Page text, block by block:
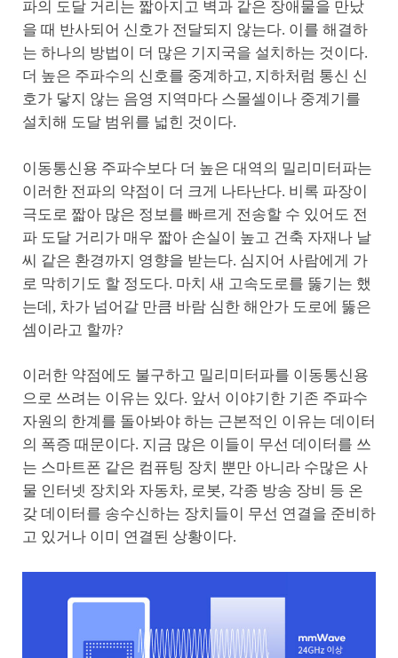
파의 도달 거리는 짧아지고 벽과 같은 장애물을 만났
을 때 반사되어 신호가 전달되지 않는다. 이를 해결하
는 하나의 방법이 더 많은 기지국을 설치하는 것이다.
더 높은 주파수의 신호를 중계하고, 지하처럼 통신 신
호가 닿지 않는 음영 지역마다 스몰셀이나 중계기를
설치해 도달 범위를 넓힌 것이다.
이동통신용 주파수보다 더 높은 대역의 밀리미터파는
이러한 전파의 약점이 더 크게 나타난다. 비록 파장이
극도로 짧아 많은 정보를 빠르게 전송할 수 있어도 전
파 도달 거리가 매우 짧아 손실이 높고 건축 자재나 날
씨 같은 환경까지 영향을 받는다. 심지어 사람에게 가
로 막히기도 할 정도다. 마치 새 고속도로를 뚫기는 했
는데, 차가 넘어갈 만큼 바람 심한 해안가 도로에 뚫은
셈이라고 할까?
이러한 약점에도 불구하고 밀리미터파를 이동통신용
으로 쓰려는 이유는 있다. 앞서 이야기한 기존 주파수
자원의 한계를 돌아봐야 하는 근본적인 이유는 데이터
의 폭증 때문이다. 지금 많은 이들이 무선 데이터를 쓰
는 스마트폰 같은 컴퓨팅 장치 뿐만 아니라 수많은 사
물 인터넷 장치와 자동차, 로봇, 각종 방송 장비 등 온
갖 데이터를 송수신하는 장치들이 무선 연결을 준비하
고 있거나 이미 연결된 상황이다.